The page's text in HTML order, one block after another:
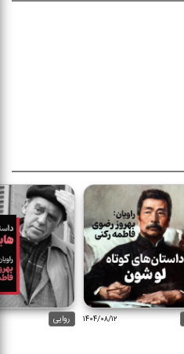
۱۴۰۴/۰۸/۱۲ روایی